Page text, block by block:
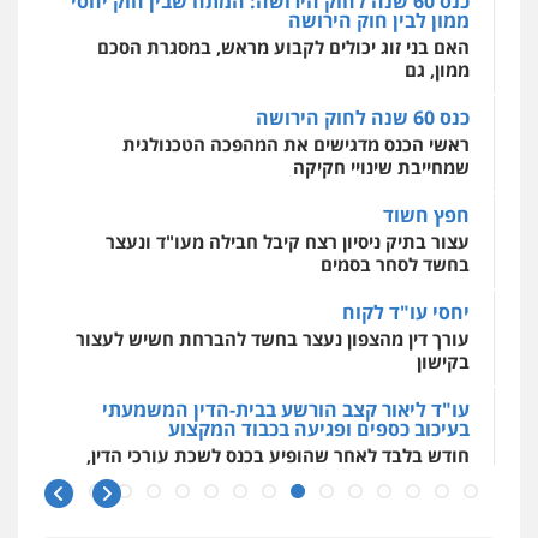
מאיה בלום, עו"ס, טיפול ושיקום
טיפול בהתמכרויות שירותים מקצועיים
לעורכי דין
עו"ד ד"ר אבי שקד
עבירות כלכליות
0544385337
חקירות פרטיות
אישות
איתורים
ניר קידר – צלם
צילום עורכי דין שירותים מקצועיים לעורכי
0504578527
ראשי הכנס מדגישים את המהפכה הטכנולגית
שמחייבת שינויי חקיקה
עצור בתיק ניסיון רצח קיבל חבילה מעו"ד ונעצר
בחשד לסחר בסמים
עורך דין מהצפון נעצר בחשד להברחת חשיש לעצור
בקישון
בעיכוב כספים ופגיעה בכבוד המקצוע
חודש בלבד לאחר שהופיע בכנס לשכת עורכי הדין,
קצב הורשע
10 מיליון
עורך-דין חשוד בהעלמת הכנסות והתחמקות ממס
רכישה
קטינים בסביבה מנוכרת